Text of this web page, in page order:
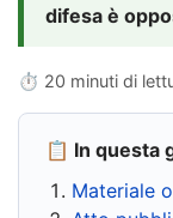
difesa è
⏱ 20 minuti di
📋 In questa
Materiale